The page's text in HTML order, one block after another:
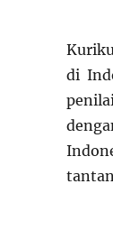
di